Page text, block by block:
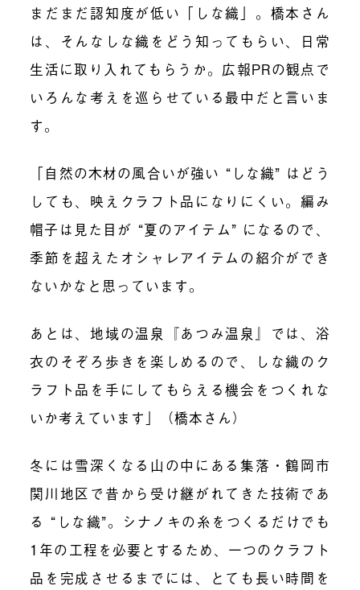
まだまだ認知度が低い「しな織」。橋本さん
は、そんなしな織をどう知ってもらい、日常
生活に取り入れてもらうか。広報PRの観点で
いろんな考えを巡らせている最中だと言いま
す。
「自然の木材の風合いが強い “しな織” はどう
しても、映えクラフト品になりにくい。編み
帽子は見た目が “夏のアイテム” になるので、
季節を超えたオシャレアイテムの紹介ができ
ないかなと思っています。
あとは、地域の温泉『あつみ温泉』では、浴
衣のそぞろ歩きを楽しめるので、しな織のク
ラフト品を手にしてもらえる機会をつくれな
いか考えています」（橋本さん）
冬には雪深くなる山の中にある集落・鶴岡市
関川地区で昔から受け継がれてきた技術であ
る “しな織”。シナノキの糸をつくるだけでも
1年の工程を必要とするため、一つのクラフト
品を完成させるまでには、とても長い時間を